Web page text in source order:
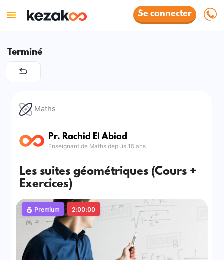
Se connecter
Terminé
Maths
Pr. Rachid El Abiad
Enseignant de Maths depuis 15 ans
Les suites géométriques (Cours +
Exercices)
Premium 2:00:00